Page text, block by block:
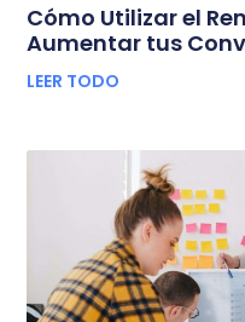
Cómo Utilizar el
Aumentar tus
LEER TODO